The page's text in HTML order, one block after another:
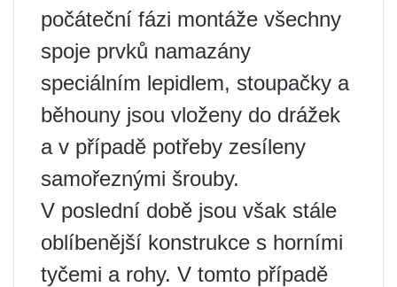
počáteční fázi montáže všechny
spoje prvků namazány
speciálním lepidlem, stoupačky a
běhouny jsou vloženy do drážek
a v případě potřeby zesíleny
samořeznými šrouby.
V poslední době jsou však stále
oblíbenější konstrukce s horními
tyčemi a rohy. V tomto případě